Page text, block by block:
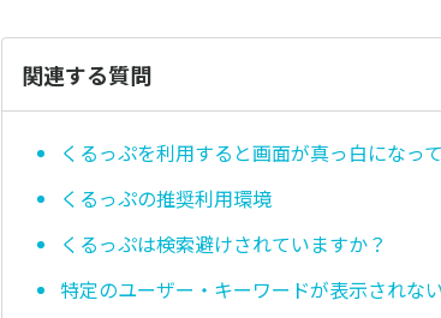
関連する質問
くるっぷを利用すると画面が真っ白になっ
くるっぷの推奨利用環境
くるっぷは検索避けされていますか？
特定のユーザー・キーワードが表示されな